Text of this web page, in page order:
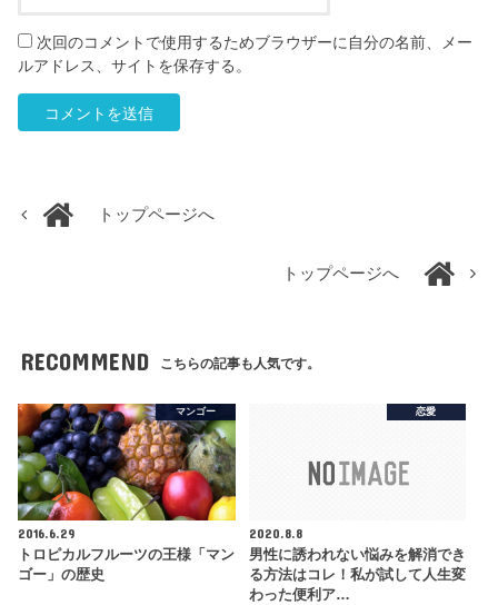
次回のコメントで使用するためブラウザーに自分の名前、メー
ルアドレス、サイトを保存する。
トップページへ
トップページへ
RECOMMEND こちらの記事も人気です。
マンゴー
2016.6.29
トロピカルフルーツの王様「マン
ゴー」の歴史
恋愛
2020.8.8
男性に誘われない悩みを解消でき
る方法はコレ！私が試して人生変
わった便利ア…